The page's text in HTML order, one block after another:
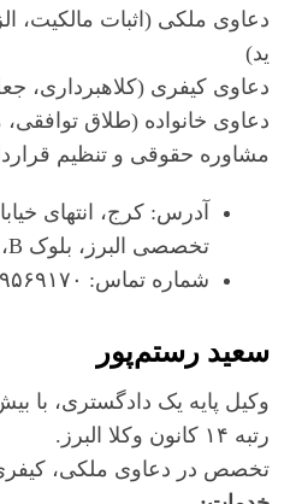
دعاوی ملکی (اثبات مالکیت،
ید)
دعاوی کیفری (کلاهبرداری،
دعاوی خانواده (طلاق
مشاوره حقوقی و تنظیم
آدرس: کرج، انتهای
تخصصی البرز، بلوک B، طبقه ۵، واحد ۹
شماره تماس: ۰۹۱۲۹۵۶۹۱۷۰
سعید رستم‌پور
رتبه ۱۴ کانون وکلا البرز.
تخصص در دعاوی ملکی،